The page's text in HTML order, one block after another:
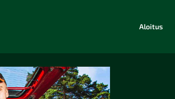
Aloitus